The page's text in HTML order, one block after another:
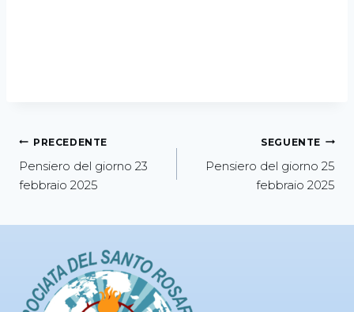
PRECEDENTE
Pensiero del giorno 23
febbraio 2025
SEGUENTE
Pensiero del giorno 25
febbraio 2025